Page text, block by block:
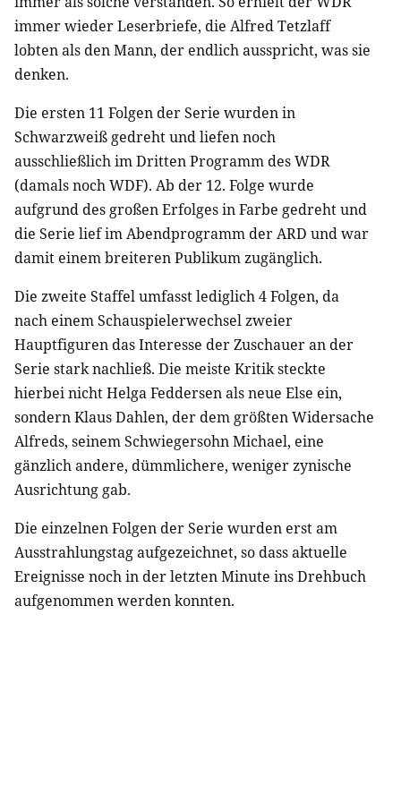
immer wieder Leserbriefe, die Alfred Tetzlaff
lobten als den Mann, der endlich ausspricht, was sie
denken.
Die ersten 11 Folgen der Serie wurden in
Schwarzweiß gedreht und liefen noch
ausschließlich im Dritten Programm desWDR
(damals nochWDF). Ab der 12. Folge wurde
aufgrund des großen Erfolges in Farbe gedreht und
die Serie lief im Abendprogramm derARD und war
damit einem breiteren Publikum zugänglich.
Die zweite Staffel umfasst lediglich 4 Folgen, da
nach einem Schauspielerwechsel zweier
Hauptfiguren das Interesse der Zuschauer an der
Serie stark nachließ. Die meiste Kritik steckte
hierbei nicht Helga Feddersen als neue Else ein,
sondern Klaus Dahlen, der dem größten Widersache
Alfreds, seinem Schwiegersohn Michael, eine
gänzlich andere, dümmlichere, weniger zynische
Ausrichtung gab.
Die einzelnen Folgen der Serie wurden erst am
Ausstrahlungstag aufgezeichnet, so dass aktuelle
Ereignisse noch in der letzten Minute ins Drehbuch
aufgenommen werden konnten.